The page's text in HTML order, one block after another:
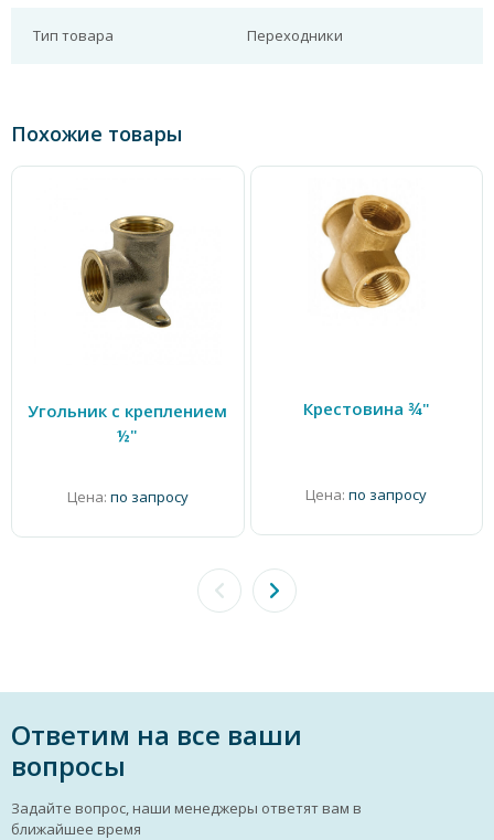
Тип товара Переходники
Похожие товары
Угольник с креплением
½"
Цена: по запросу
Крестовина ¾"
Цена: по запросу
Ответим на все ваши
вопросы
Задайте вопрос, наши менеджеры ответят вам в
ближайшее время